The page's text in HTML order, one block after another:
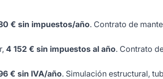
€ sin impuestos/año. Contrato de
4 152 € sin impuestos al año. Contrato
€ sin IVA/año. Simulación estructural,